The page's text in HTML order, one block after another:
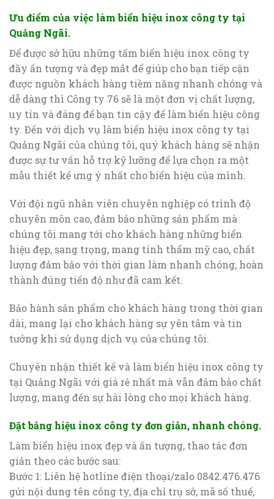
Ưu điểm của việc làm biển hiệu inox công ty tại
Quảng Ngãi.
Để được sở hữu những tấm biển hiệu inox công ty
đầy ấn tượng và đẹp mắt để giúp cho bạn tiếp cận
được nguồn khách hàng tiềm năng nhanh chóng và
dễ dàng thì Công ty 76 sẽ là một đơn vị chất lượng,
uy tín và đáng để bạn tin cậy để làm biển hiệu công
ty. Đến với dịch vụ làm biển hiệu inox công ty tại
Quảng Ngãi của chúng tôi, quý khách hàng sẽ nhận
được sự tư vấn hỗ trợ kỹ lưỡng để lựa chọn ra một
mẫu thiết kế ưng ý nhất cho biển hiệu của mình.
Với đội ngũ nhân viên chuyên nghiệp có trình độ
chuyên môn cao, đảm bảo những sản phẩm mà
chúng tôi mang tới cho khách hàng những biển
hiệu đẹp, sang trọng, mang tính thẩm mỹ cao, chất
lượng đảm bảo với thời gian làm nhanh chóng, hoàn
thành đúng tiến độ như đã cam kết.
Bảo hành sản phẩm cho khách hàng trong thời gian
dài, mang lại cho khách hàng sự yên tâm và tin
tưởng khi sử dụng dịch vụ của chúng tôi.
Chuyên nhận thiết kế và làm biển hiệu inox công ty
tại Quảng Ngãi với giá rẻ nhất mà vẫn đảm bảo chất
lượng, mang đến sự hài lòng cho mọi khách hàng.
Đặt bảng hiệu inox công ty đơn giản, nhanh chóng.
Làm biển hiệu inox đẹp và ấn tượng, thao tác đơn
giản theo các bước sau:
Bước 1: Liên hệ hotline điện thoại/zalo 0842.476.476
gửi nội dung tên công ty, địa chỉ trụ sở, mã số thuế,